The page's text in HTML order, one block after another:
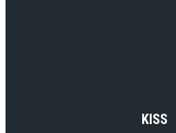
KISS